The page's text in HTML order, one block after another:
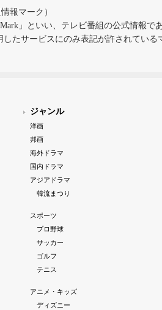
報マーク）
」といい、テレビ番組の公式情報で
したサービスにのみ表記が許されている
ジャンル
洋画
邦画
海外ドラマ
国内ドラマ
アジアドラマ
韓流まつり
スポーツ
プロ野球
サッカー
ゴルフ
テニス
アニメ・キッズ
ディズニー